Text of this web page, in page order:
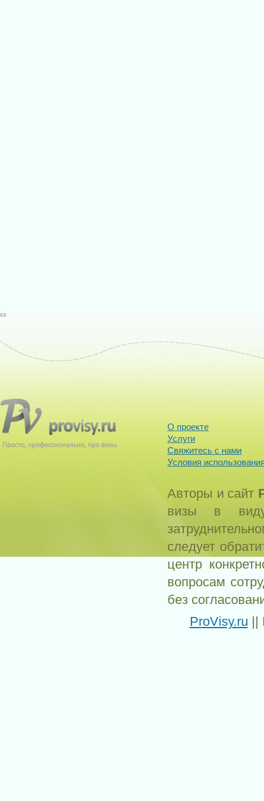
О проекте
Услуги
Свяжитесь с нами
Условия
Авторы и сайт
визы в виду
следует
центр
вопросам
без
ProVisy.ru ||